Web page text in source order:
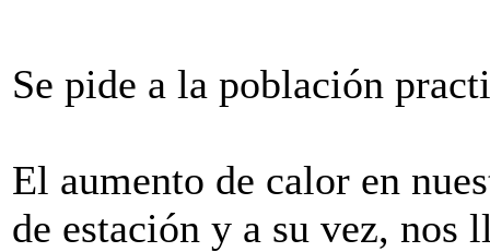
Se pide a la población
El aumento de calor en
de estación y a su vez, nos